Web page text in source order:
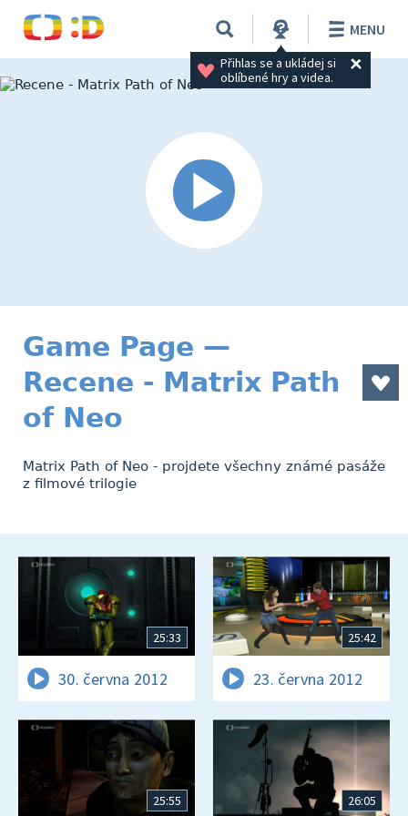
Přihlas se a ukládej si
oblíbené hry a videa.
MENU
Game Page —
Recene - Matrix Path
of Neo
Matrix Path of Neo - projdete všechny známé pasáže
z filmové trilogie
25:33
30. června 2012
25:42
23. června 2012
25:55 26:05